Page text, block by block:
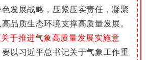
发展战略，压紧压实责任，凝聚
品质生态环境支撑高质量发展。
于推进气象高质量发展实施意
以习近平总书记关于气象工作重